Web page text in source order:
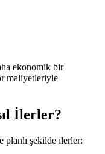
ekonomik bir
maliyetleriyle
İlerler?
planlı şekilde ilerler: